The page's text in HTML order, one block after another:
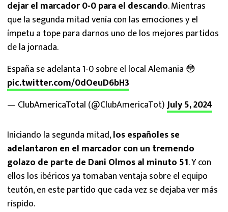
dejar el marcador 0-0 para el descando. Mientras
que la segunda mitad venía con las emociones y el
ímpetu a tope para darnos uno de los mejores partidos
de la jornada.
España se adelanta 1-0 sobre el local Alemania 😳
pic.twitter.com/0dOeuD6bH3
— ClubAmericaTotal (@ClubAmericaTot)July 5, 2024
Iniciando la segunda mitad,los españoles se
adelantaron en el marcador con un tremendo
golazo de parte de Dani Olmos al minuto 51. Y con
ellos los ibéricos ya tomaban ventaja sobre el equipo
teutón, en este partido que cada vez se dejaba ver más
ríspido.